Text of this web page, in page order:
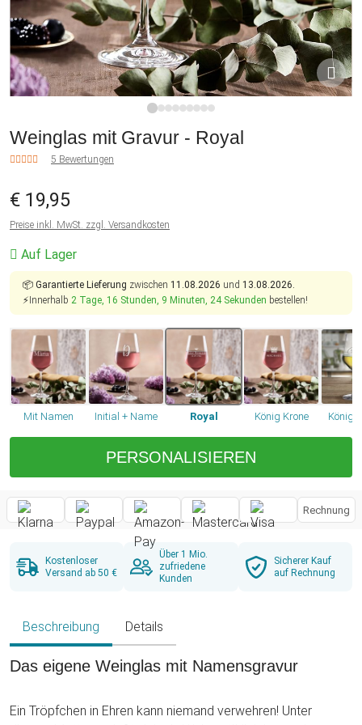
Weinglas mit Gravur - Royal
5 Bewertungen
€ 19,95
Preise inkl. MwSt. zzgl. Versandkosten
Auf Lager
📦 Garantierte Lieferung zwischen 11.08.2026 und 13.08.2026.
⚡Innerhalb 2 Tage, 16 Stunden, 9 Minuten, 23 Sekunden bestellen!
Mit Namen Initial + Name Royal König Krone
PERSONALISIEREN
Rechnung
Kostenloser
Versand ab 50 €
Über 1 Mio.
zufriedene
Kunden
Sicherer Kauf
auf Rechnung
Beschreibung Details
Das eigene Weinglas mit Namensgravur
Ein Tröpfchen in Ehren kann niemand verwehren! Unter